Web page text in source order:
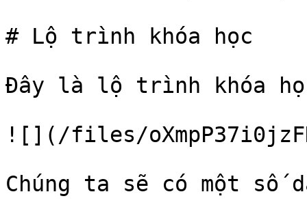
# Lộ trình khóa học
Đây là lộ trình khóa
![](/files/
Chúng ta sẽ có một số